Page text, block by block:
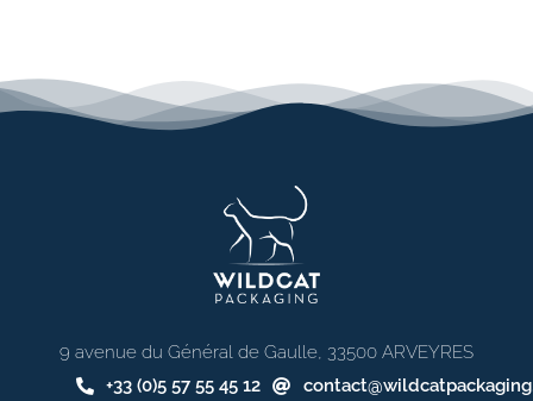
9 avenue du Général de Gaulle, 33500 ARVEYRES
+33 (0)5 57 55 45 12